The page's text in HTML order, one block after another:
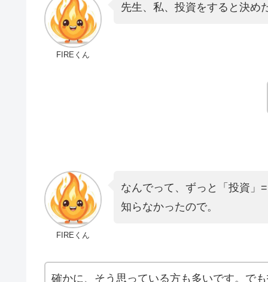
FIREくん
先生、私、投資をすると決め
FIREくん
なんでって、ずっと「投資」
知らなかったので。
確かに、そう思っている方も多いです。で